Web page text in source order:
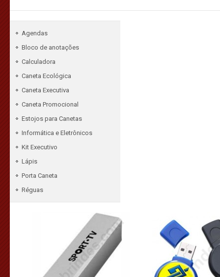
Agendas
Bloco de anotações
Calculadora
Caneta Ecológica
Caneta Executiva
Caneta Promocional
Estojos para Canetas
Informática e Eletrônicos
Kit Executivo
Lápis
Porta Caneta
Réguas